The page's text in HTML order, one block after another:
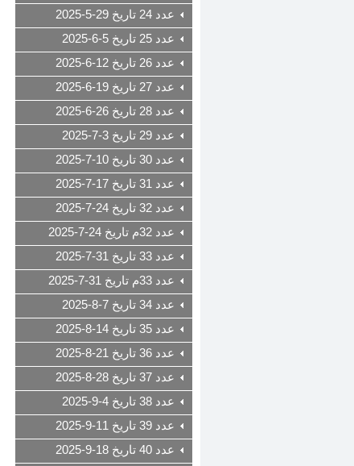
عدد 24 تاريخ 29-5-2025
عدد 25 تاريخ 5-6-2025
عدد 26 تاريخ 12-6-2025
عدد 27 تاريخ 19-6-2025
عدد 28 تاريخ 26-6-2025
عدد 29 تاريخ 3-7-2025
عدد 30 تاريخ 10-7-2025
عدد 31 تاريخ 17-7-2025
عدد 32 تاريخ 24-7-2025
عدد 32م تاريخ 24-7-2025
عدد 33 تاريخ 31-7-2025
عدد 33م تاريخ 31-7-2025
عدد 34 تاريخ 7-8-2025
عدد 35 تاريخ 14-8-2025
عدد 36 تاريخ 21-8-2025
عدد 37 تاريخ 28-8-2025
عدد 38 تاريخ 4-9-2025
عدد 39 تاريخ 11-9-2025
عدد 40 تاريخ 18-9-2025